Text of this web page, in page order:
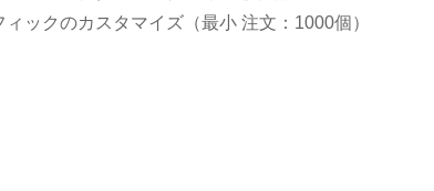
ックのカスタマイズ（最小 注文：1000個）